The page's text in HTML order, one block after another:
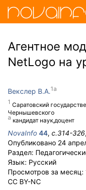
Агентное
NetLogo на
Векслер В.А.
Саратовский
Чернышевского
кандидат наук,доцент
NovaInfo 44, с.314-326,
Опубликовано 24
Раздел:
Язык: Русский
Просмотров за месяц:
CC BY-NC